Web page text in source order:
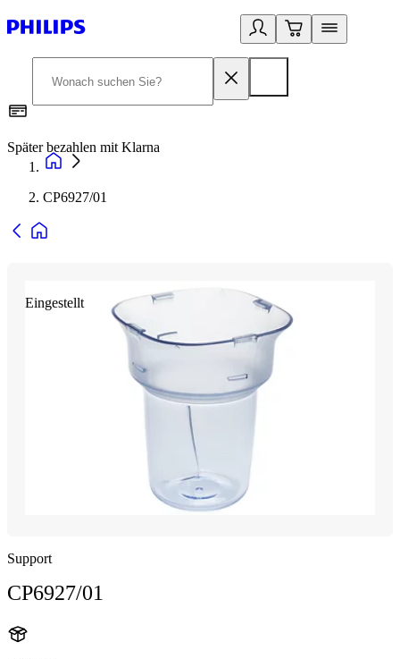
Später bezahlen mit Klarna
CP6927/01
Eingestellt
Support
CP6927/01